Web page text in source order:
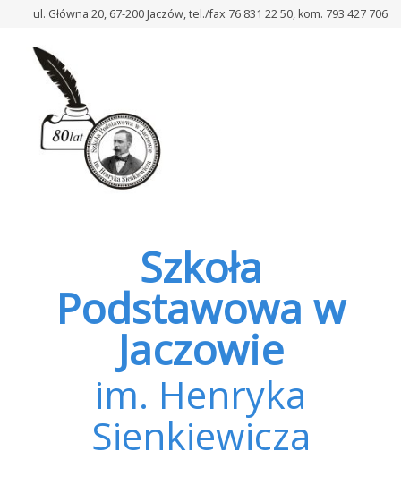
ul. Główna 20, 67-200 Jaczów, tel./fax 76 831 22 50, kom. 793 427 706
Szkoła
Podstawowa w
Jaczowie
im. Henryka
Sienkiewicza